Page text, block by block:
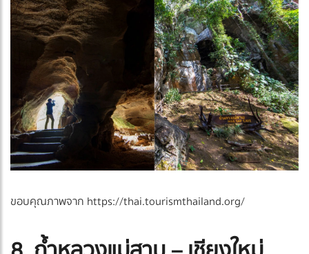
ขอบคุณภาพจาก https://thai.tourismthailand.org/